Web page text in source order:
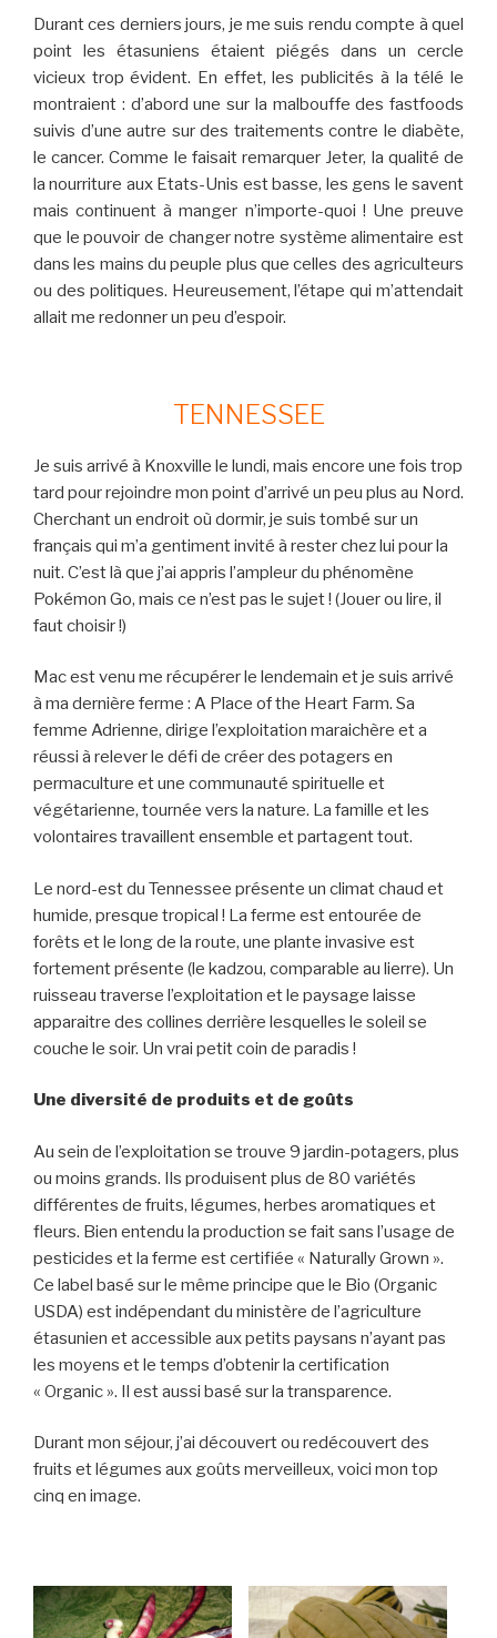
Durant ces derniers jours, je me suis rendu compte à quel
point les étasuniens étaient piégés dans un cercle
vicieux trop évident. En effet, les publicités à la télé le
montraient : d’abord une sur la malbouffe des fastfoods
suivis d’une autre sur des traitements contre le diabète,
le cancer. Comme le faisait remarquer Jeter, la qualité de
la nourriture aux Etats-Unis est basse, les gens le savent
mais continuent à manger n’importe-quoi ! Une preuve
que le pouvoir de changer notre système alimentaire est
dans les mains du peuple plus que celles des agriculteurs
ou des politiques. Heureusement, l’étape qui m’attendait
allait me redonner un peu d’espoir.
TENNESSEE
Je suis arrivé à Knoxville le lundi, mais encore une fois trop
tard pour rejoindre mon point d’arrivé un peu plus au Nord.
Cherchant un endroit où dormir, je suis tombé sur un
français qui m’a gentiment invité à rester chez lui pour la
nuit. C’est là que j’ai appris l’ampleur du phénomène
Pokémon Go, mais ce n’est pas le sujet ! (Jouer ou lire, il
faut choisir !)
Mac est venu me récupérer le lendemain et je suis arrivé
à ma dernière ferme : A Place of the Heart Farm. Sa
femme Adrienne, dirige l’exploitation maraichère et a
réussi à relever le défi de créer des potagers en
permaculture et une communauté spirituelle et
végétarienne, tournée vers la nature. La famille et les
volontaires travaillent ensemble et partagent tout.
Le nord-est du Tennessee présente un climat chaud et
humide, presque tropical ! La ferme est entourée de
forêts et le long de la route, une plante invasive est
fortement présente (le kadzou, comparable au lierre). Un
ruisseau traverse l’exploitation et le paysage laisse
apparaitre des collines derrière lesquelles le soleil se
couche le soir. Un vrai petit coin de paradis !
Une diversité de produits et de goûts
Au sein de l’exploitation se trouve 9 jardin-potagers, plus
ou moins grands. Ils produisent plus de 80 variétés
différentes de fruits, légumes, herbes aromatiques et
fleurs. Bien entendu la production se fait sans l’usage de
pesticides et la ferme est certifiée « Naturally Grown ».
Ce label basé sur le même principe que le Bio (Organic
USDA) est indépendant du ministère de l’agriculture
étasunien et accessible aux petits paysans n’ayant pas
les moyens et le temps d’obtenir la certification
« Organic ». Il est aussi basé sur la transparence.
Durant mon séjour, j’ai découvert ou redécouvert des
fruits et légumes aux goûts merveilleux, voici mon top
cinq en image.